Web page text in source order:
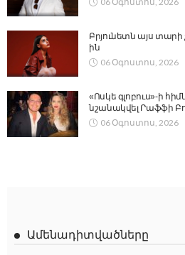
Բրյունետն այս տարի
ին
06 Օգոստոս, 2026
«Ոսկե գլոբուս»-ի
նշանակվել Րաֆֆի
06 Օգոստոս, 2026
Ամենադիտվածները